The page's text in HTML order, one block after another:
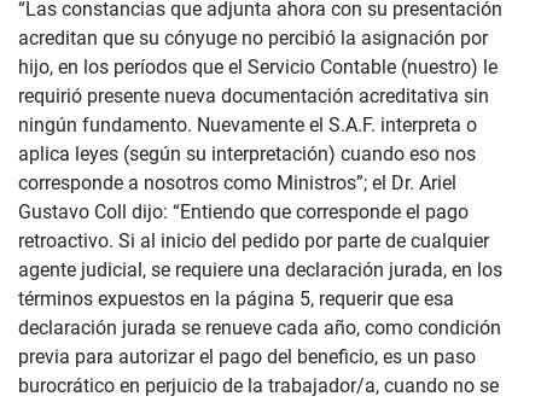
“Las constancias que adjunta ahora con su presentación
acreditan que su cónyuge no percibió la asignación por
hijo, en los períodos que el Servicio Contable (nuestro) le
requirió presente nueva documentación acreditativa sin
ningún fundamento. Nuevamente el S.A.F. interpreta o
aplica leyes (según su interpretación) cuando eso nos
corresponde a nosotros como Ministros”; el Dr. Ariel
Gustavo Coll dijo: “Entiendo que corresponde el pago
retroactivo. Si al inicio del pedido por parte de cualquier
agente judicial, se requiere una declaración jurada, en los
términos expuestos en la página 5, requerir que esa
declaración jurada se renueve cada año, como condición
previa para autorizar el pago del beneficio, es un paso
burocrático en perjuicio de la trabajador/a, cuando no se